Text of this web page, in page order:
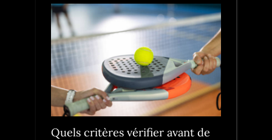
Quels critères vérifier avant de